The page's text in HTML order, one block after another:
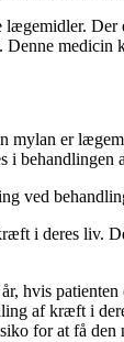
Der
medicin
mylan er
i behandlingen
ved
i deres liv.
hvis
af kræft i
for at få